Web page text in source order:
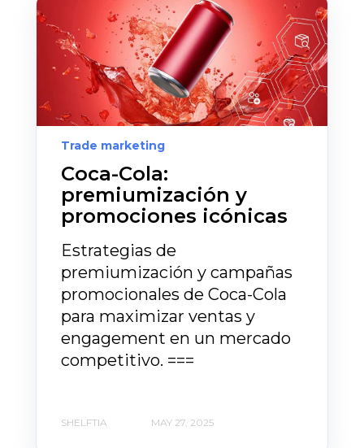
Trade marketing
Coca-Cola:
premiumización y
promociones icónicas
Estrategias de
premiumización y campañas
promocionales de Coca-Cola
para maximizar ventas y
engagement en un mercado
competitivo. ===
SHELFTIA MAY 27, 2025